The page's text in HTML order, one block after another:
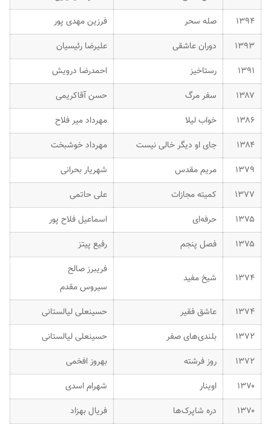
۱۳۹۴
صله سحر
فرزین مهدی پور
۱۳۹۳
دوران عاشقی
علیرضا رئیسیان
۱۳۹۱
رستاخیز
احمدرضا درویش
۱۳۸۷
سفر مرگ
حسن آقاکریمی
۱۳۸۶
خواب لیلا
مهرداد میر فلاح
۱۳۸۴
جای او دیگر خالی نیست
مهرداد خوشبخت
۱۳۷۹
مریم مقدس
شهریار بحرانی
۱۳۷۷
کمیته مجازات
علی حاتمی
۱۳۷۵
حرفه‌ای
اسماعیل فلاح پور
۱۳۷۵
فصل پنجم رفیع پیتز
۱۳۷۴ شیخ مفید
فریبرز صالح
سیروس مقدم
۱۳۷۴
عاشق فقیر
حسینعلی لیالستانی
۱۳۷۲
بلندی‌های صفر
حسینعلی لیالستانی
۱۳۷۲
روز فرشته
بهروز افخمی
۱۳۷۰
اوینار
شهرام اسدی
۱۳۷۰
دره شاپرک‌ها
فریال بهزاد